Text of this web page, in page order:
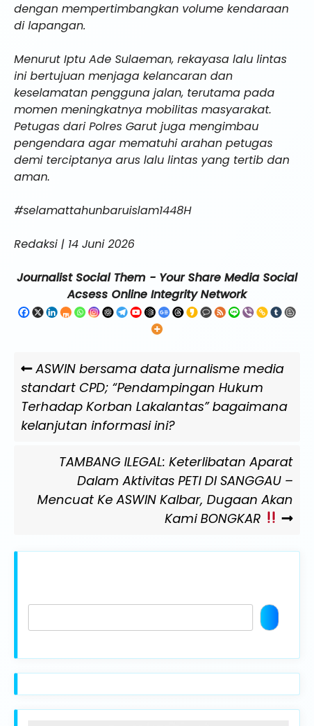
dengan mempertimbangkan volume kendaraan
di lapangan.
Menurut Iptu Ade Sulaeman, rekayasa lalu lintas
ini bertujuan menjaga kelancaran dan
keselamatan pengguna jalan, terutama pada
momen meningkatnya mobilitas masyarakat.
Petugas dari Polres Garut juga mengimbau
pengendara agar mematuhi arahan petugas
demi terciptanya arus lalu lintas yang tertib dan
aman.
#selamattahunbaruislam1448H
Redaksi | 14 Juni 2026
Journalist Social Them - Your Share Media Social
Acsess Online Integrity Network
pos
Previous
Post
ASWIN bersama data jurnalisme media
standart CPD; “Pendampingan Hukum
Terhadap Korban Lakalantas” bagaimana
kelanjutan informasi ini?
TAMBANG ILEGAL: Keterlibatan Aparat
Dalam Aktivitas PETI DI SANGGAU –
Mencuat Ke ASWIN Kalbar, Dugaan Akan
Kami BONGKAR